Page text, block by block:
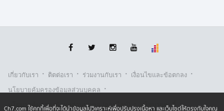
เกี่ยวกับเรา · ติตต่อเรา · ร่วมงานกับเรา · เงื่อนไขและข้อตกลง ·
นโยบายคุ้มครองข้อมูลส่วนบุคคล ·
นโยบายคุ้มครองข้อมูลส่วนบุคคล (ออนไลน์) · นโยบายคุกกี้ ·
Ch7.com ใช้คุกกี้เพื่อที่จะได้นำข้อมูลไปวิเคราะห์เพื่อปรับปรุงเนื้อหา และเว็บไซต์ให้ตรงกับใจคุณ